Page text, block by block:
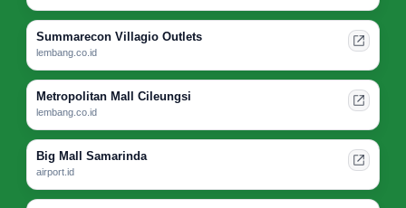
Summarecon Villagio Outlets
lembang.co.id
Metropolitan Mall Cileungsi
lembang.co.id
Big Mall Samarinda
airport.id